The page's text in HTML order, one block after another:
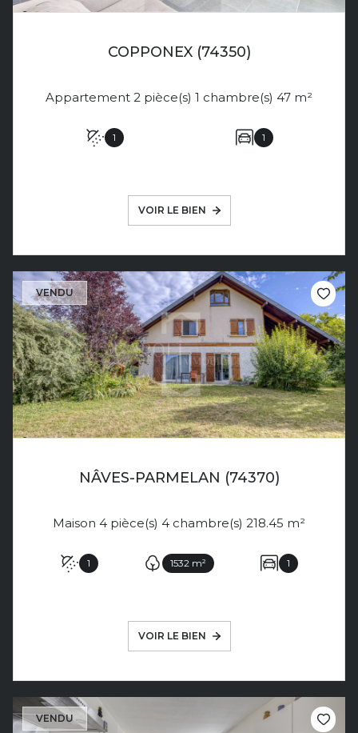
COPPONEX (74350)
Appartement 2 pièce(s) 1 chambre(s) 47 m²
1 1
VOIR LE BIEN
VENDU
NÂVES-PARMELAN (74370)
Maison 4 pièce(s) 4 chambre(s) 218.45 m²
1 1532 m² 1
VOIR LE BIEN
VENDU